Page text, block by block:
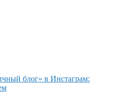
блог» в Инстаграм: